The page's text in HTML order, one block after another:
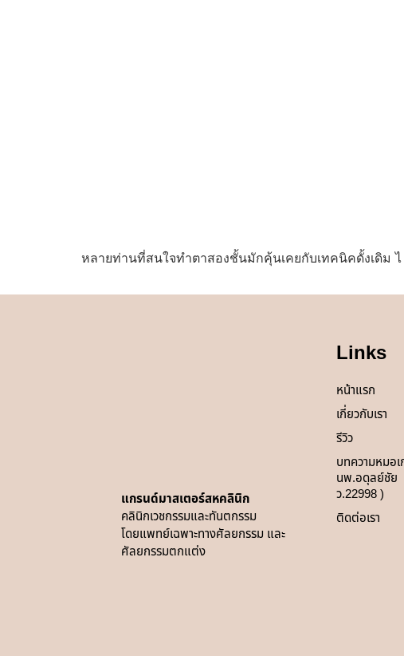
หลายท่านที่สนใจทำตาสองชั้นมักคุ้นเคยกับเทคนิคดั้งเดิม
แกรนด์มาสเตอร์สหคลินิก
คลินิกเวชกรรมและทันตกรรม
โดยแพทย์เฉพาะทางศัลยกรรม และ
ศัลยกรรมตกแต่ง
Links
หน้าแรก
เกี่ยวกับเรา
รีวิว
บทความหมอ
นพ.อดุลย์ชัย
ว.22998 )
ติดต่อเรา